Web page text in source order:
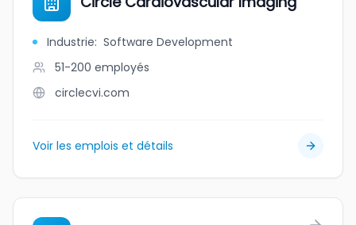
Industrie: Software Development
51-200 employés
circlecvi.com
Voir les emplois et détails